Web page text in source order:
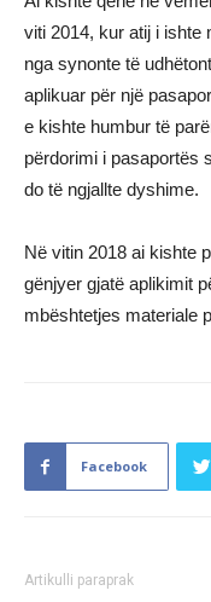
viti 2014, kur atij i ishte
nga synonte të
aplikuar për një
e kishte humbur të
përdorimi i pasaportës
do të ngjallte dyshime.
Në vitin 2018 ai kishte
gënjyer gjatë aplikimit
mbështetjes materiale
Facebook
Artikulli paraprak